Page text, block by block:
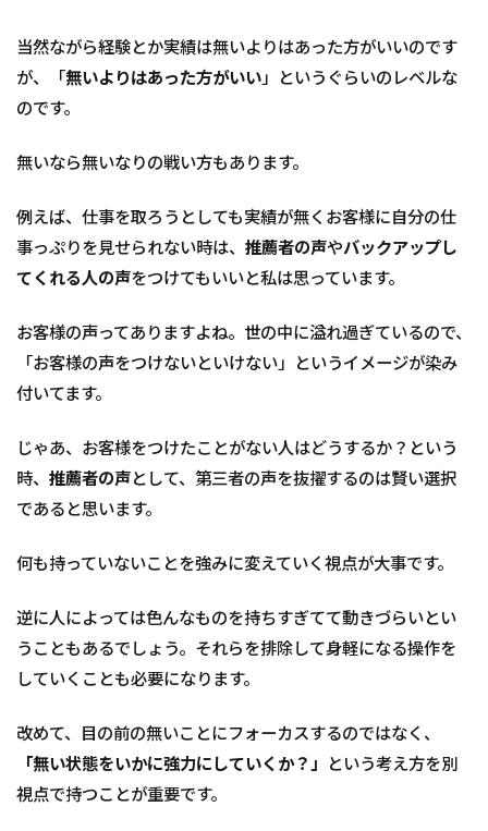
当然ながら経験とか実績は無いよりはあった方がいいのです
が、「無いよりはあった方がいい 」というぐらいのレベルな
のです。
無いなら無いなりの戦い方もあります。
例えば、仕事を取ろうとしても実績が無くお客様に自分の仕
事っぷりを見せられない時は、 推薦者の声やバックアップし
てくれる人の声をつけてもいいと私は思っています。
お客様の声ってありますよね。世の中に溢れ過ぎているので、
「お客様の声をつけないといけない」というイメージが染み
付いてます。
じゃあ、お客様をつけたことがない人はどうするか？という
時、 推薦者の声として、第三者の声を抜擢するのは賢い選択
であると思います。
何も持っていないことを強みに変えていく視点が大事です。
逆に人によっては色んなものを持ちすぎてて動きづらいとい
うこともあるでしょう。それらを排除して身軽になる操作を
していくことも必要になります。
改めて、目の前の無いことにフォーカスするのではなく、
「無い状態をいかに強力にしていくか？」
という考え方を別
視点で持つことが重要です。